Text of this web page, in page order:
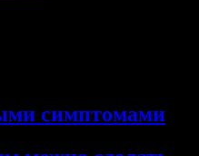
симптомами